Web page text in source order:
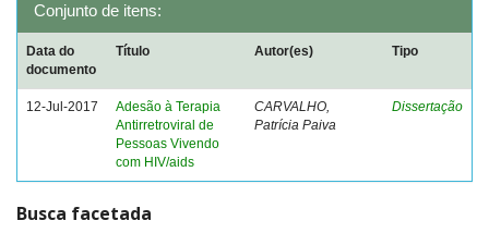
Conjunto de itens:
Data do
documento
Título Autor(es) Tipo
12-Jul-2017
Adesão à Terapia
Antirretroviral de
Pessoas Vivendo
com HIV/aids
CARVALHO,
Patrícia Paiva
Dissertação
Busca facetada